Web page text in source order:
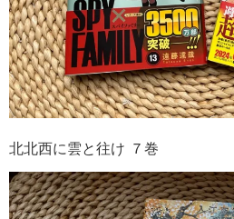
北北西に雲と往け ７巻